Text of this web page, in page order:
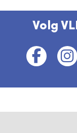
Volg